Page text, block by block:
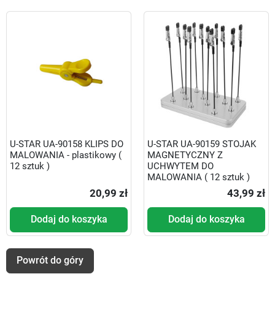
U-STAR UA-90158 KLIPS DO
MALOWANIA - plastikowy (
12 sztuk )
20,99 zł
Dodaj do koszyka
U-STAR UA-90159 STOJAK
MAGNETYCZNY Z
UCHWYTEM DO
MALOWANIA ( 12 sztuk )
43,99 zł
Dodaj do koszyka
Powrót do góry